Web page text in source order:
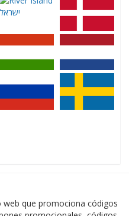
que promociona códigos